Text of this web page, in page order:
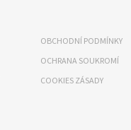
OBCHODNÍ PODMÍNKY
OCHRANA SOUKROMÍ
COOKIES ZÁSADY